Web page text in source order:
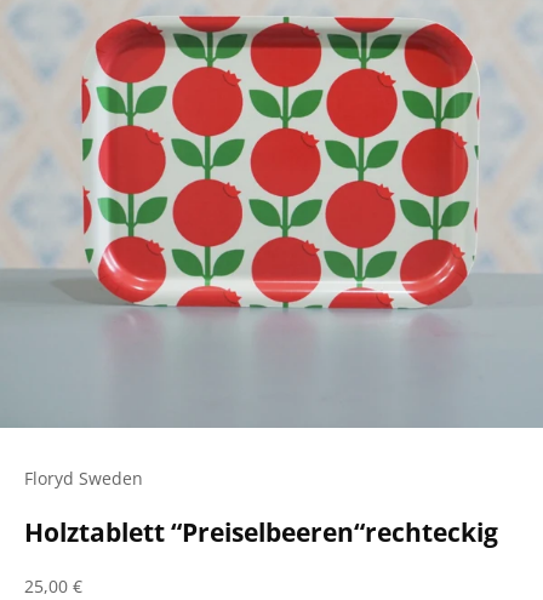
Floryd Sweden
Holztablett “Preiselbeeren“rechteckig
Angebot
25,00 €